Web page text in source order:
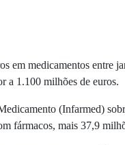
em medicamentos entre
a 1.100 milhões de euros.
(Infarmed)
fármacos, mais 37,9